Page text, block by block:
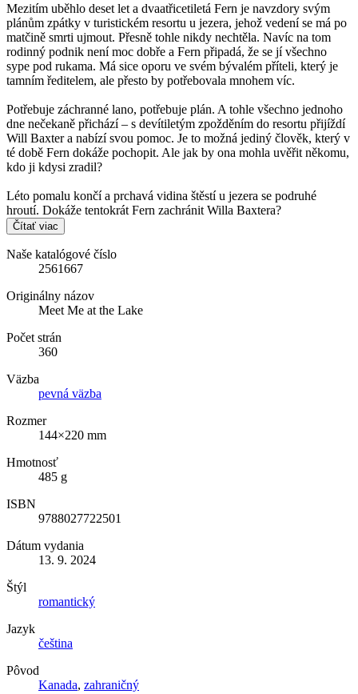
Mezitím uběhlo deset let a dvaatřicetiletá Fern je navzdory svým
plánům zpátky v turistickém resortu u jezera, jehož vedení se má po
matčině smrti ujmout. Přesně tohle nikdy nechtěla. Navíc na tom
rodinný podnik není moc dobře a Fern připadá, že se jí všechno
sype pod rukama. Má sice oporu ve svém bývalém příteli, který je
tamním ředitelem, ale přesto by potřebovala mnohem víc.
Potřebuje záchranné lano, potřebuje plán. A tohle všechno jednoho
dne nečekaně přichází – s devítiletým zpožděním do resortu přijíždí
Will Baxter a nabízí svou pomoc. Je to možná jediný člověk, který v
té době Fern dokáže pochopit. Ale jak by ona mohla uvěřit někomu,
kdo ji kdysi zradil?
Léto pomalu končí a prchavá vidina štěstí u jezera se podruhé
hroutí. Dokáže tentokrát Fern zachránit Willa Baxtera?
Čítať viac
Naše katalógové číslo
2561667
Originálny názov
Meet Me at the Lake
Počet strán
360
Väzba
pevná väzba
Rozmer
144×220 mm
Hmotnosť
485 g
ISBN
9788027722501
Dátum vydania
13. 9. 2024
Štýl
romantický
Jazyk
čeština
Pôvod
Kanada, zahraničný